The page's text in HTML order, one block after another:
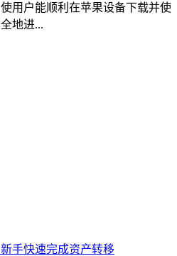
用户能顺利在苹果设备下载并使
地进...
手快速完成资产转移